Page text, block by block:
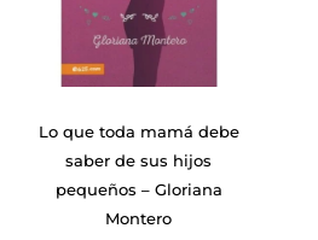
Lo que toda mamá debe
saber de sus hijos
pequeños – Gloriana
Montero